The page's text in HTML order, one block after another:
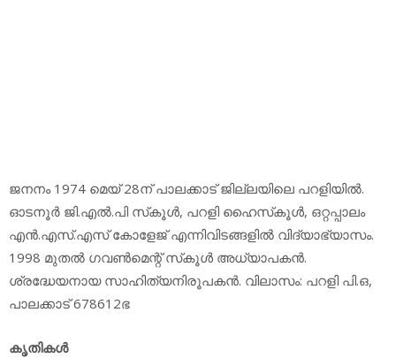
ജനനം 1974 മെയ് 28ന് പാലക്കാട് ജില്ലയിലെ പറളിയില്‍.
ഓടനൂര്‍ ജി.എല്‍.പി സ്‌കൂള്‍, പറളി ഹൈസ്‌കൂള്‍, ഒറ്റപ്പാലം
എന്‍.എസ്.എസ് കോളേജ് എന്നിവിടങ്ങളില്‍ വിദ്യാഭ്യാസം.
1998 മുതല്‍ ഗവണ്‍മെന്റ് സ്‌കൂള്‍ അധ്യാപകന്‍.
ശ്രദ്ധേയനായ സാഹിത്യനിരൂപകന്‍. വിലാസം: പറളി പി.ഒ,
പാലക്കാട് 678612ഭ
കൃതികള്‍